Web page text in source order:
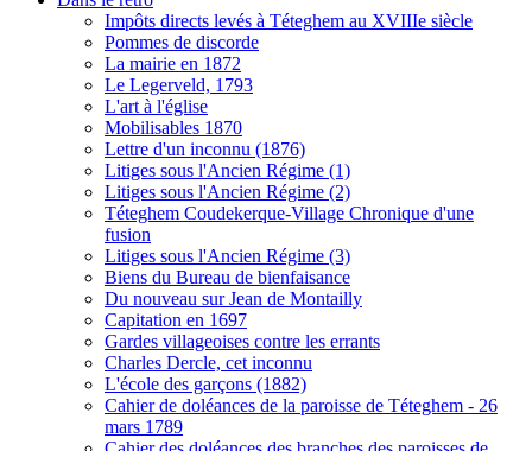
Impôts directs levés à Téteghem au XVIIIe siècle
Pommes de discorde
La mairie en 1872
Le Legerveld, 1793
L'art à l'église
Mobilisables 1870
Lettre d'un inconnu (1876)
Litiges sous l'Ancien Régime (1)
Litiges sous l'Ancien Régime (2)
Téteghem Coudekerque-Village Chronique d'une
fusion
Litiges sous l'Ancien Régime (3)
Biens du Bureau de bienfaisance
Du nouveau sur Jean de Montailly
Capitation en 1697
Gardes villageoises contre les errants
Charles Dercle, cet inconnu
L'école des garçons (1882)
Cahier de doléances de la paroisse de Téteghem - 26
mars 1789